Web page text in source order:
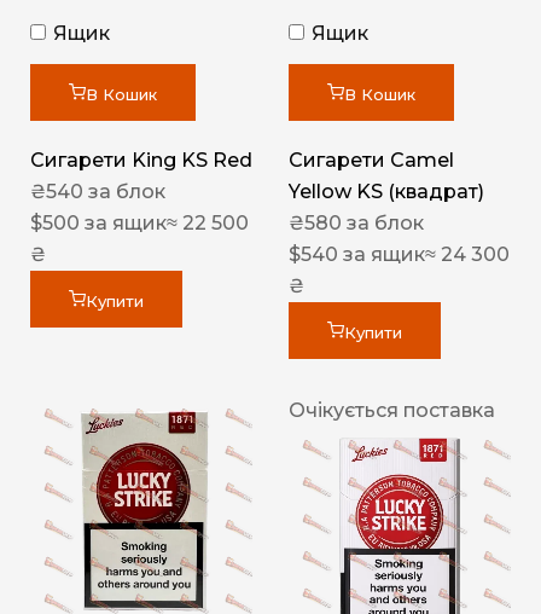
Ящик
В Кошик
Сигарети King KS Red
₴540 за блок
$500 за ящик≈ 22 500
₴
Купити
Ящик
В Кошик
Сигарети Camel
Yellow KS (квадрат)
₴580 за блок
$540 за ящик≈ 24 300
₴
Купити
Очікується поставка